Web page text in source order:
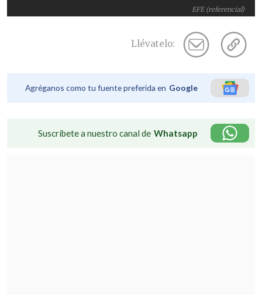
EFE (referencial)
Llévatelo:
Agréganos como tu fuente preferida en Google
Suscríbete a nuestro canal de Whatsapp